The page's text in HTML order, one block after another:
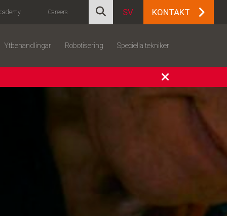
Careers SV KONTAKT
Ytbehandlingar Robotisering Speciella tekniker